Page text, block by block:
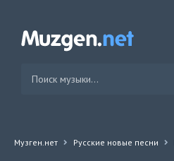
Музген.нет Русские новые песни